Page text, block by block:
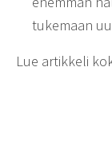
tukemaan
Lue artikkeli